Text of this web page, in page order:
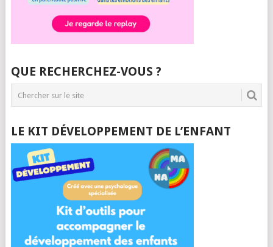
QUE RECHERCHEZ-VOUS ?
LE KIT DÉVELOPPEMENT DE L’ENFANT